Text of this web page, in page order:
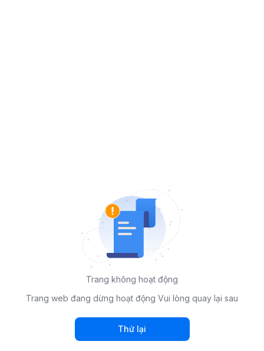
Trang không hoạt động
Trang web đang dừng hoạt động Vui lòng quay lại sau
Thử lại